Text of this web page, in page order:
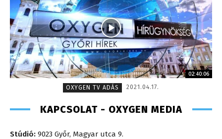
02:40:06
OXYGEN TV ADÁS
2021.04.17.
KAPCSOLAT - OXYGEN MEDIA
Stúdió: 9023 Győr, Magyar utca 9.